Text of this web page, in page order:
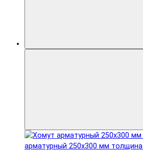
арматурный 250x300 мм